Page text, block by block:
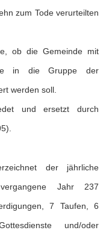
zum Tode verurteilten
ob die Gemeinde mit
in die Gruppe der
werden soll.
und ersetzt durch
der jährliche
Jahr 237
7 Taufen, 6
und/oder